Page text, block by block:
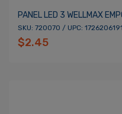
PANEL LED 3 WELLMAX
SKU: 720070 / UPC:
$2.45